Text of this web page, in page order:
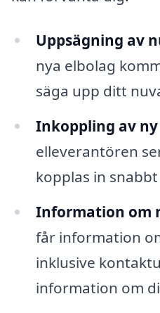
Uppsägning av
nya elbolag
säga upp ditt
Inkoppling av
elleverantören
kopplas in
Information om
får information
inklusive
information om